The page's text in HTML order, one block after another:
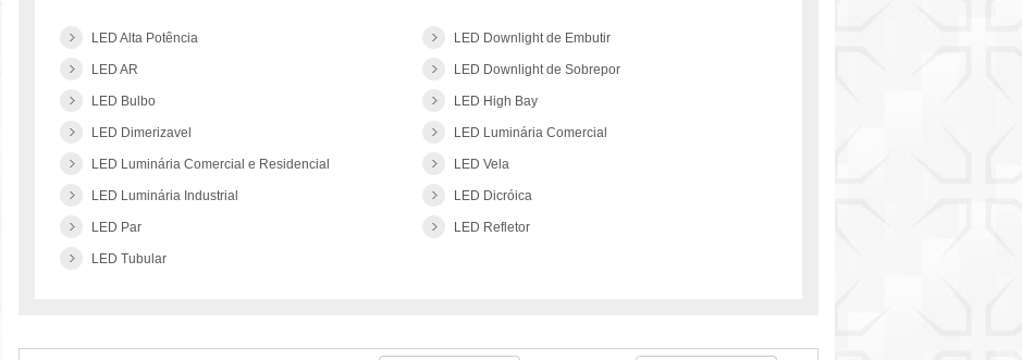
LED Alta Potência
LED AR
LED Bulbo
LED Dimerizavel
LED Downlight de Embutir
LED Downlight de Sobrepor
LED High Bay
LED Luminária Comercial
LED Luminária Comercial e Residencial
LED Luminária Industrial
LED Par
LED Tubular
LED Vela
LED Dicróica
LED Refletor